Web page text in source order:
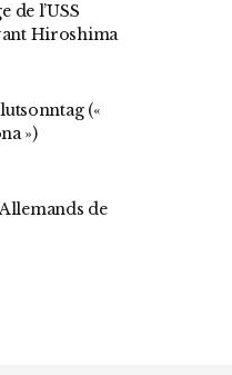
de l’USS
Hiroshima
(«
»)
de